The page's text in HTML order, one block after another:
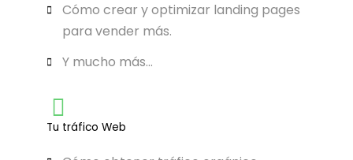
Cómo crear y optimizar landing pages
para vender más.
Y mucho más...
Tu tráfico Web